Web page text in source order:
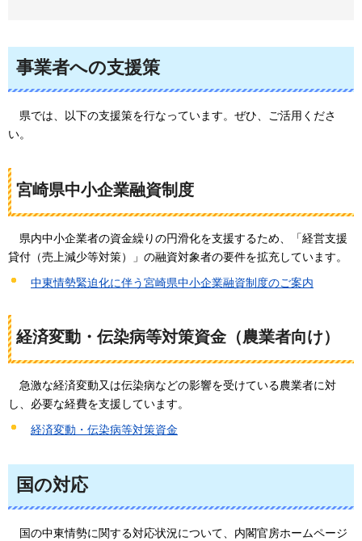
事業者への支援策
県では、以下の支援策を行なっています。ぜひ、ご活用くださ
い。
宮崎県中小企業融資制度
県内中小企業者の資金繰りの円滑化を支援するため、「経営支援
貸付（売上減少等対策）」の融資対象者の要件を拡充しています。
中東情勢緊迫化に伴う宮崎県中小企業融資制度のご案内
経済変動・伝染病等対策資金（農業者向け）
急激な経済変動又は伝染病などの影響を受けている農業者に対
し、必要な経費を支援しています。
経済変動・伝染病等対策資金
国の対応
国の中東情勢に関する対応状況について、内閣官房ホームページ